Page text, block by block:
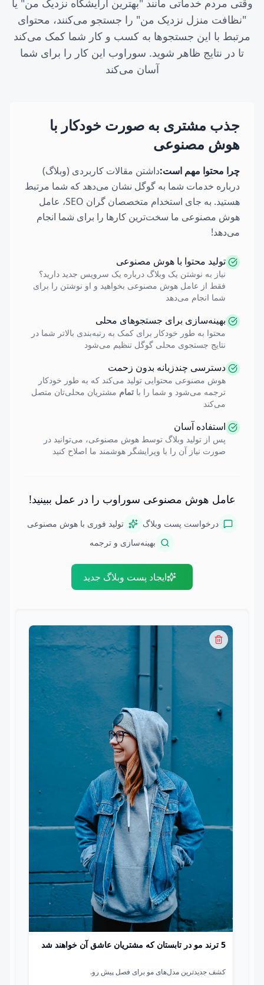
وقتی مردم خدماتی مانند "بهترین آرایشگاه نزدیک من" یا
"نظافت منزل نزدیک من" را جستجو می‌کنند، محتوای
مرتبط با این جستجوها به کسب و کار شما کمک می‌کند
تا در نتایج ظاهر شوید. سوراوب این کار را برای شما
آسان می‌کند
جذب مشتری به صورت خودکار با
هوش مصنوعی
چرا محتوا مهم است:داشتن مقالات کاربردی (وبلاگ)
درباره خدمات شما به گوگل نشان می‌دهد که شما مرتبط
هستید. به جای استخدام متخصصان گران SEO، عامل
هوش مصنوعی ما سخت‌ترین کارها را برای شما انجام
می‌دهد!
تولید محتوا با هوش مصنوعی
نیاز به نوشتن یک وبلاگ درباره یک سرویس جدید دارید؟
فقط از عامل هوش مصنوعی بخواهید و او نوشتن را برای
شما انجام می‌دهد
بهینه‌سازی برای جستجوهای محلی
محتوا به طور خودکار برای کمک به رتبه‌بندی بالاتر شما در
نتایج جستجوی محلی گوگل تنظیم می‌شود
دسترسی چندزبانه بدون زحمت
هوش مصنوعی محتوایی تولید می‌کند که به طور خودکار
ترجمه می‌شود و شما را با تمام مشتریان محلی‌تان متصل
می‌کند
استفاده آسان
پس از تولید وبلاگ توسط هوش مصنوعی، می‌توانید در
صورت نیاز آن را با ویرایشگر هوشمند ما اصلاح کنید
عامل هوش مصنوعی سوراوب را در عمل ببینید!
درخواست پست وبلاگ
تولید فوری با هوش مصنوعی
بهینه‌سازی و ترجمه
ایجاد پست وبلاگ جدید
5 ترند مو در تابستان که مشتریان عاشق آن خواهند شد
کشف جدیدترین مدل‌های مو برای فصل پیش رو.